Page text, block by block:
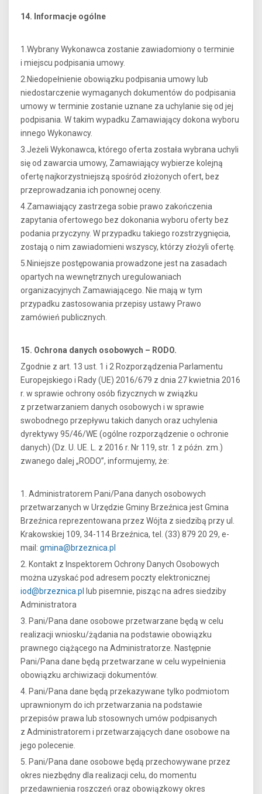
14. Informacje ogólne
1.Wybrany Wykonawca zostanie zawiadomiony o terminie
i miejscu podpisania umowy.
2.Niedopełnienie obowiązku podpisania umowy lub
niedostarczenie wymaganych dokumentów do podpisania
umowy w terminie zostanie uznane za uchylanie się od jej
podpisania. W takim wypadku Zamawiający dokona wyboru
innego Wykonawcy.
3.Jeżeli Wykonawca, którego oferta została wybrana uchyli
się od zawarcia umowy, Zamawiający wybierze kolejną
ofertę najkorzystniejszą spośród złożonych ofert, bez
przeprowadzania ich ponownej oceny.
4.Zamawiający zastrzega sobie prawo zakończenia
zapytania ofertowego bez dokonania wyboru oferty bez
podania przyczyny. W przypadku takiego rozstrzygnięcia,
zostają o nim zawiadomieni wszyscy, którzy złożyli ofertę.
5.Niniejsze postępowania prowadzone jest na zasadach
opartych na wewnętrznych uregulowaniach
organizacyjnych Zamawiającego. Nie mają w tym
przypadku zastosowania przepisy ustawy Prawo
zamówień publicznych.
15. Ochrona danych osobowych – RODO.
Zgodnie z art. 13 ust. 1 i 2 Rozporządzenia Parlamentu
Europejskiego i Rady (UE) 2016/679 z dnia 27 kwietnia 2016
r. w sprawie ochrony osób fizycznych w związku
z przetwarzaniem danych osobowych i w sprawie
swobodnego przepływu takich danych oraz uchylenia
dyrektywy 95/46/WE (ogólne rozporządzenie o ochronie
danych) (Dz. U. UE. L. z 2016 r. Nr 119, str. 1 z późn. zm.)
zwanego dalej „RODO”, informujemy, że:
1. Administratorem Pani/Pana danych osobowych
przetwarzanych w Urzędzie Gminy Brzeźnica jest Gmina
Brzeźnica reprezentowana przez Wójta z siedzibą przy ul.
Krakowskiej 109, 34-114 Brzeźnica, tel. (33) 879 20 29, e-
mail: gmina@brzeznica.pl
2. Kontakt z Inspektorem Ochrony Danych Osobowych
można uzyskać pod adresem poczty elektronicznej
iod@brzeznica.pl
lub pisemnie, pisząc na adres siedziby
Administratora
3. Pani/Pana dane osobowe przetwarzane będą w celu
realizacji wniosku/żądania na podstawie obowiązku
prawnego ciążącego na Administratorze. Następnie
Pani/Pana dane będą przetwarzane w celu wypełnienia
obowiązku archiwizacji dokumentów.
4. Pani/Pana dane będą przekazywane tylko podmiotom
uprawnionym do ich przetwarzania na podstawie
przepisów prawa lub stosownych umów podpisanych
z Administratorem i przetwarzających dane osobowe na
jego polecenie.
5. Pani/Pana dane osobowe będą przechowywane przez
okres niezbędny dla realizacji celu, do momentu
przedawnienia roszczeń oraz obowiązkowy okres